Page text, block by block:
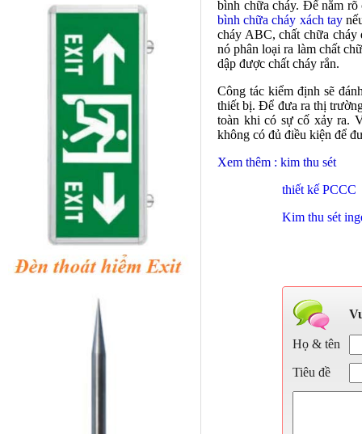
bình chữa cháy. Để nắm rõ
bình chữa cháy xách tay
cháy ABC, chất chữa
nó phân loại ra làm chất
dập được chất cháy rắn.
Công tác kiểm định sẽ
thiết bị. Để đưa ra thị
toàn khi có sự cố xảy ra.
không có đủ điều kiện để
Xem thêm : kim thu sét
thiết kế PCCC
Kim thu sét
Họ & tên
Tiêu đề